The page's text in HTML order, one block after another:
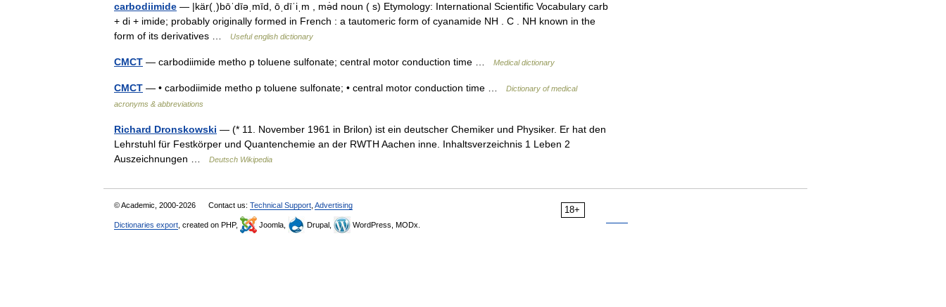
carbodiimide — |kär(ˌ)bōˈdīəˌmīd, ōˌdīˈiˌm , mə̇d noun ( s) Etymology: International Scientific Vocabulary carb
+ di + imide; probably originally formed in French : a tautomeric form of cyanamide NH . C . NH known in the
form of its derivatives …
Useful english dictionary
CMCT — carbodiimide metho p toluene sulfonate; central motor conduction time … Medical dictionary
CMCT — • carbodiimide metho p toluene sulfonate; • central motor conduction time …
Dictionary of medical
acronyms & abbreviations
Richard Dronskowski — (* 11. November 1961 in Brilon) ist ein deutscher Chemiker und Physiker. Er hat den
Lehrstuhl für Festkörper und Quantenchemie an der RWTH Aachen inne. Inhaltsverzeichnis 1 Leben 2
Auszeichnungen …
Deutsch Wikipedia
18+
© Academic, 2000-2026 Contact us: Technical Support Advertising
Dictionaries export , created on PHP, Joomla, Drupal, WordPress, MODx.